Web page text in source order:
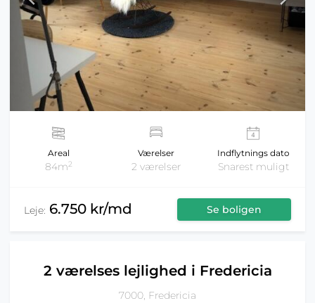
Areal
84m2
Værelser
2 værelser
Indflytnings dato
Snarest muligt
Leje: 6.750 kr/md Se boligen
2 værelses lejlighed i Fredericia
7000, Fredericia